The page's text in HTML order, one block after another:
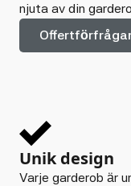
njuta av din
Unik design
Varje garderob är